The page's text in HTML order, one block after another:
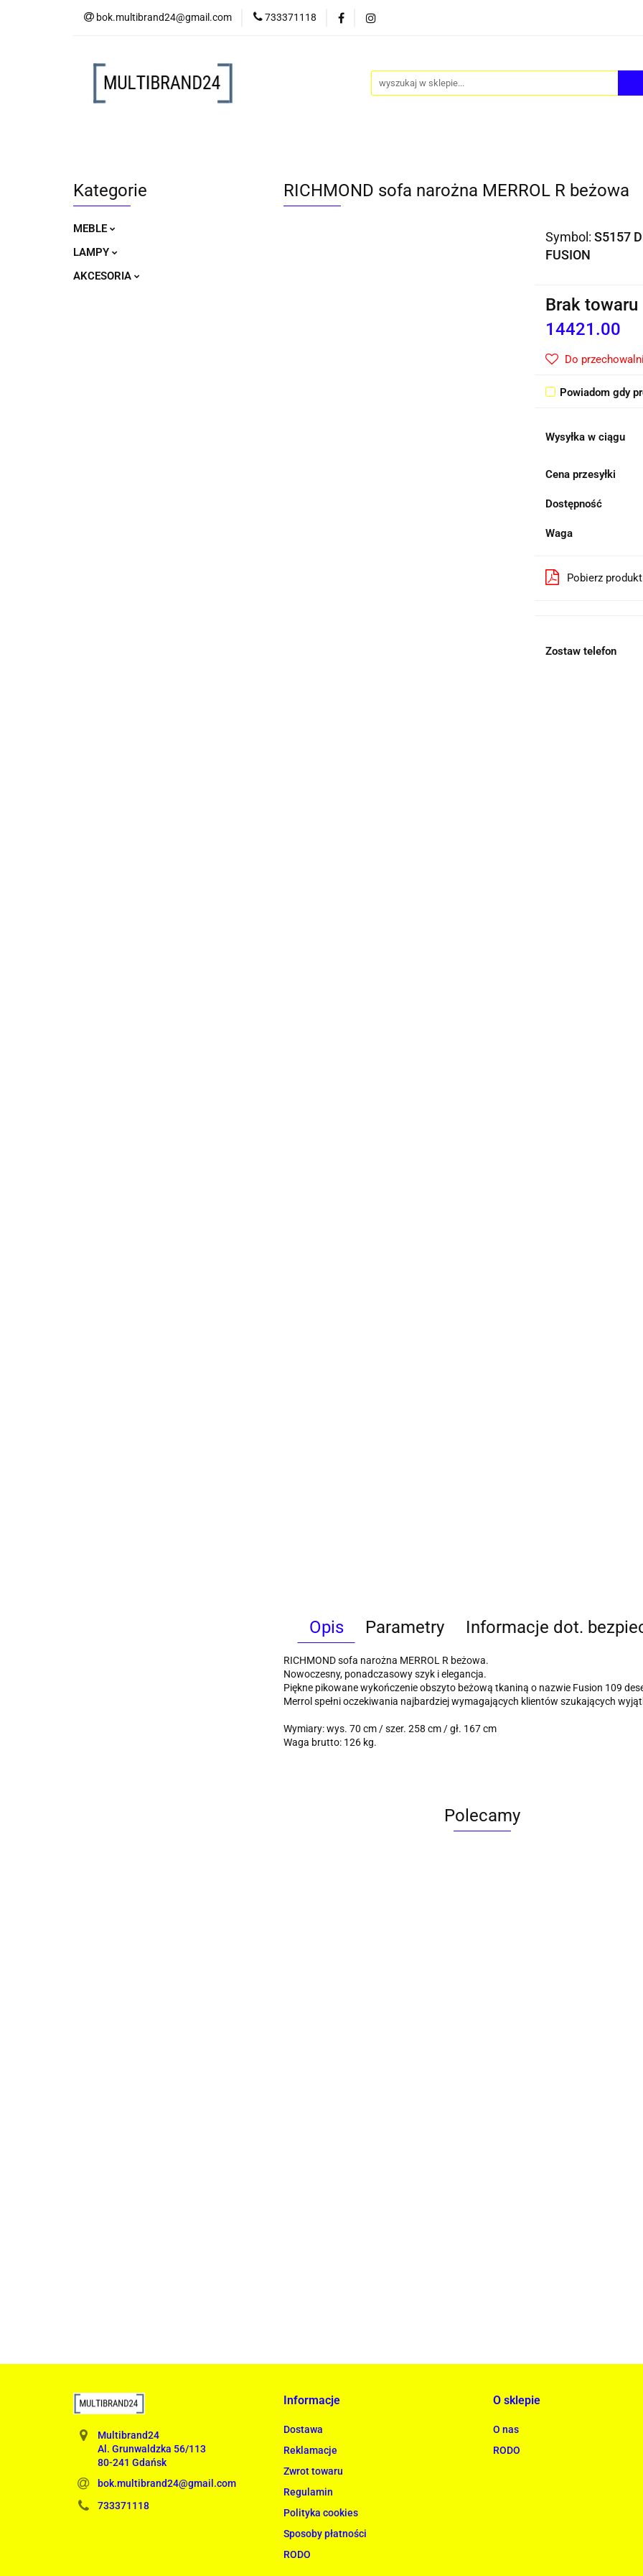
bok.multibrand24@gmail.com 733371118
MEBLE LAMPY AKCESORIA
Kategorie
MEBLE
LAMPY
AKCESORIA
RICHMOND sofa narożna MERROL R beżowa
Symbol:S5157
FUSION
Brak towaru
14421.00
Do przechowalni
Powiadom gdy
Wysyłka w ciągu
Cena przesyłki
Dostępność
Waga
Pobierz
Zostaw telefon
Opis Parametry Informacje dot.
RICHMOND sofa narożna MERROL R beżowa.
Nowoczesny, ponadczasowy szyk i elegancja.
Piękne pikowane wykończenie obszyto beżową tkaniną o nazwie Fusion 109
Merrol spełni oczekiwania najbardziej wymagających klientów szukających
Wymiary: wys. 70 cm / szer. 258 cm / gł. 167 cm
Waga brutto: 126 kg.
Polecamy
Multibrand24
Al. Grunwaldzka 56/113
80-241 Gdańsk
bok.multibrand24@gmail.com
733371118
Informacje
Dostawa
Reklamacje
Zwrot towaru
Regulamin
Polityka cookies
Sposoby płatności
RODO
O sklepie
O nas
RODO